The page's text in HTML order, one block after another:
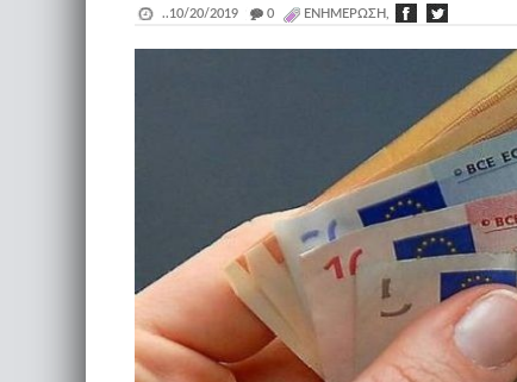
..10/20/2019 _ 0 ΕΝΗΜΈΡΩΣΗ,